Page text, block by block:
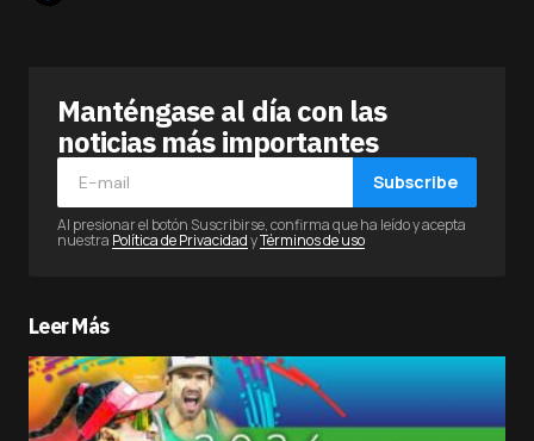
Manténgase al día con las
noticias más importantes
Subscribe
Al presionar el botón Suscribirse, confirma que ha leído y acepta
nuestra Política de PrivacidadyTérminos de uso
Leer Más